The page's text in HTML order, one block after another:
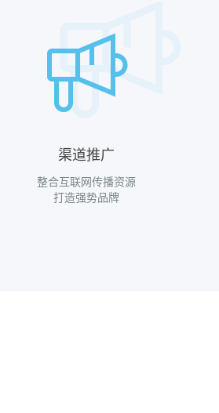
渠道推广
整合互联网传播资源
打造强势品牌